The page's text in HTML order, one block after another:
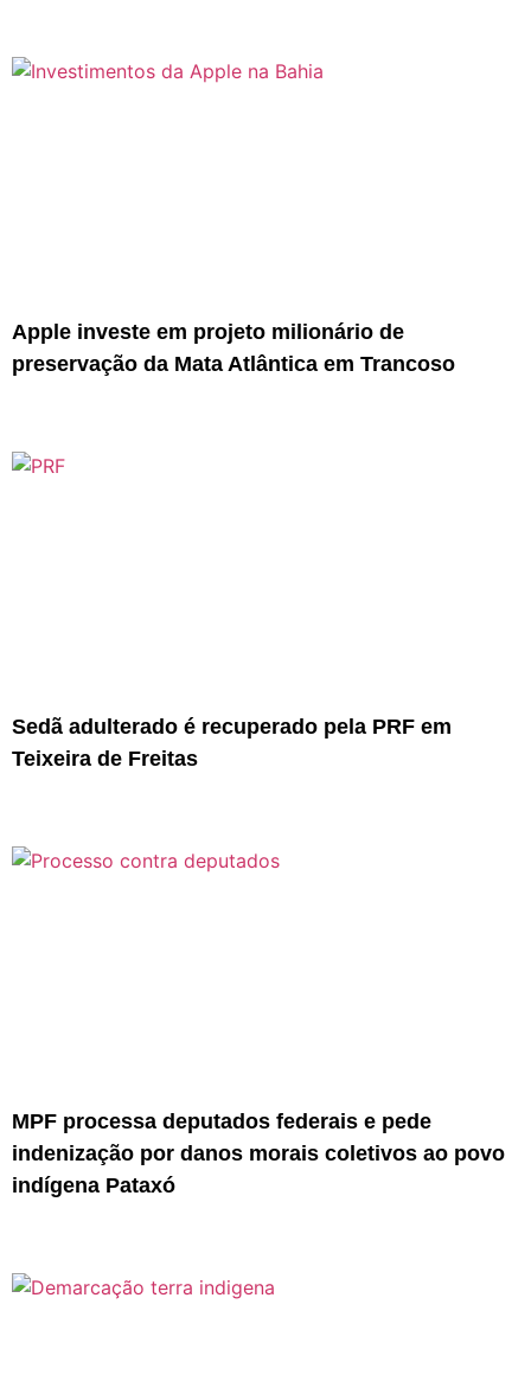
Apple investe em projeto milionário de
preservação da Mata Atlântica em Trancoso
Sedã adulterado é recuperado pela PRF em
Teixeira de Freitas
MPF processa deputados federais e pede
indenização por danos morais coletivos ao povo
indígena Pataxó